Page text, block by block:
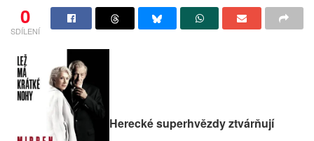
0
SDÍLENÍ
Herecké superhvězdy ztvárňují